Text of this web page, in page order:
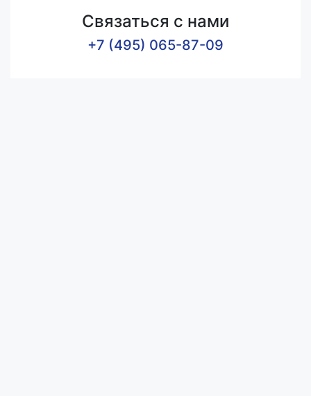
Связаться с нами
+7 (495) 065-87-09